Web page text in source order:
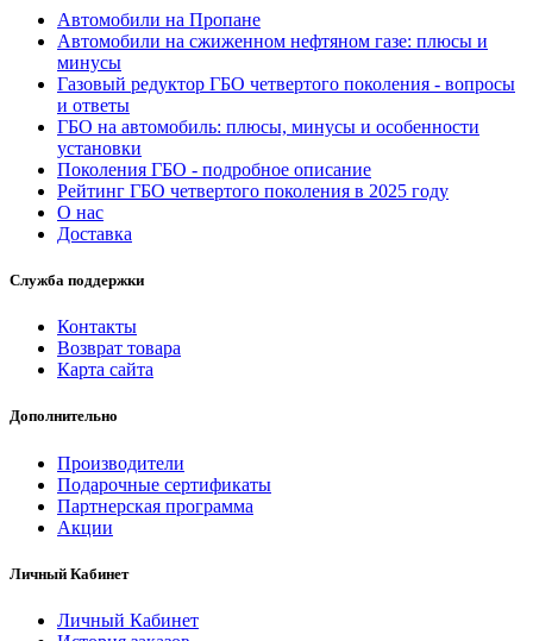
Автомобили на Пропане
Автомобили на сжиженном нефтяном газе: плюсы и
минусы
Газовый редуктор ГБО четвертого поколения - вопросы
и ответы
ГБО на автомобиль: плюсы, минусы и особенности
установки
Поколения ГБО - подробное описание
Рейтинг ГБО четвертого поколения в 2025 году
О нас
Доставка
Служба поддержки
Контакты
Возврат товара
Карта сайта
Дополнительно
Производители
Подарочные сертификаты
Партнерская программа
Акции
Личный Кабинет
Личный Кабинет